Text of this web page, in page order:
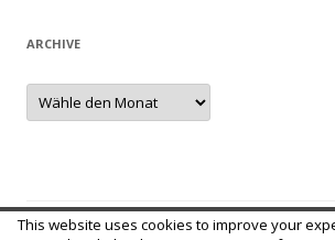
A
s
ARCHIVE
A
c
This website uses cookies to improve your